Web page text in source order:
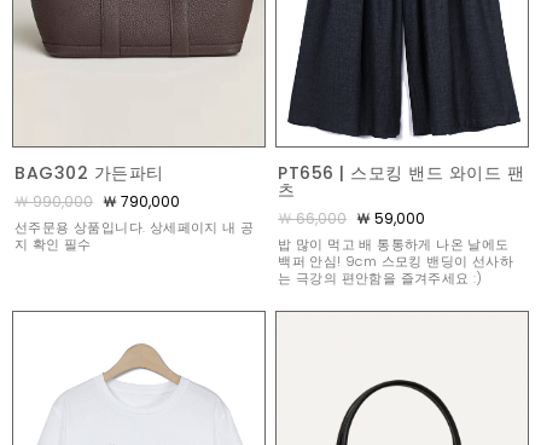
BAG302 가든파티
￦ 990,000 ￦ 790,000
선주문용 상품입니다. 상세페이지 내 공
지 확인 필수
PT656 | 스모킹 밴드 와이드 팬
츠
￦ 66,000 ￦ 59,000
밥 많이 먹고 배 통통하게 나온 날에도
백퍼 안심! 9cm 스모킹 밴딩이 선사하
는 극강의 편안함을 즐겨주세요 :)